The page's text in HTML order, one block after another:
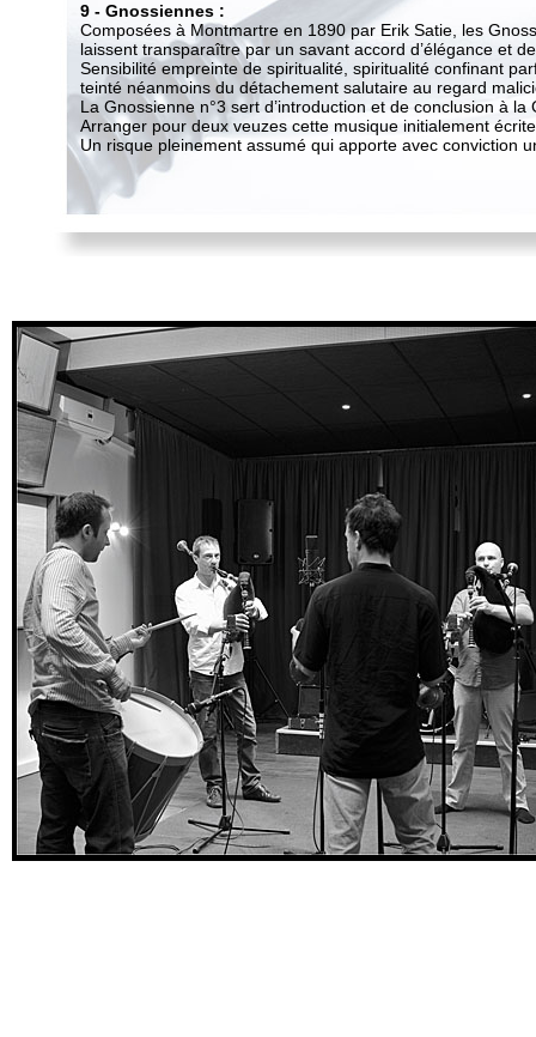
9 - Gnossiennes :
Composées à Montmartre en 1890 par Erik Satie, les
laissent transparaître par un savant accord d’élégance et de
Sensibilité empreinte de spiritualité, spiritualité confinant
teinté néanmoins du détachement salutaire au regard
La Gnossienne n°3 sert d’introduction et de conclusion à la
Arranger pour deux veuzes cette musique initialement écrite
Un risque pleinement assumé qui apporte avec conviction un